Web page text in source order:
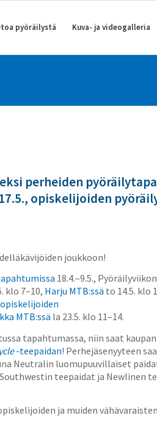
pyöräilystä Kuva- ja videogalleria
perheiden
opiskelijoiden
joukkoon!
18.4.–9.5., Pyöräilyviikon
klo 7–10, Harju MTB:ssä to 14.5. klo
opiskelijoiden
MTB:ssä la 23.5. klo 11–14.
tapahtumassa, niin saat
-teepaidan! Perhejäsenyyteen
Neutralin luomupuuvillaiset
teepaidat ja Newlinen
ja muiden